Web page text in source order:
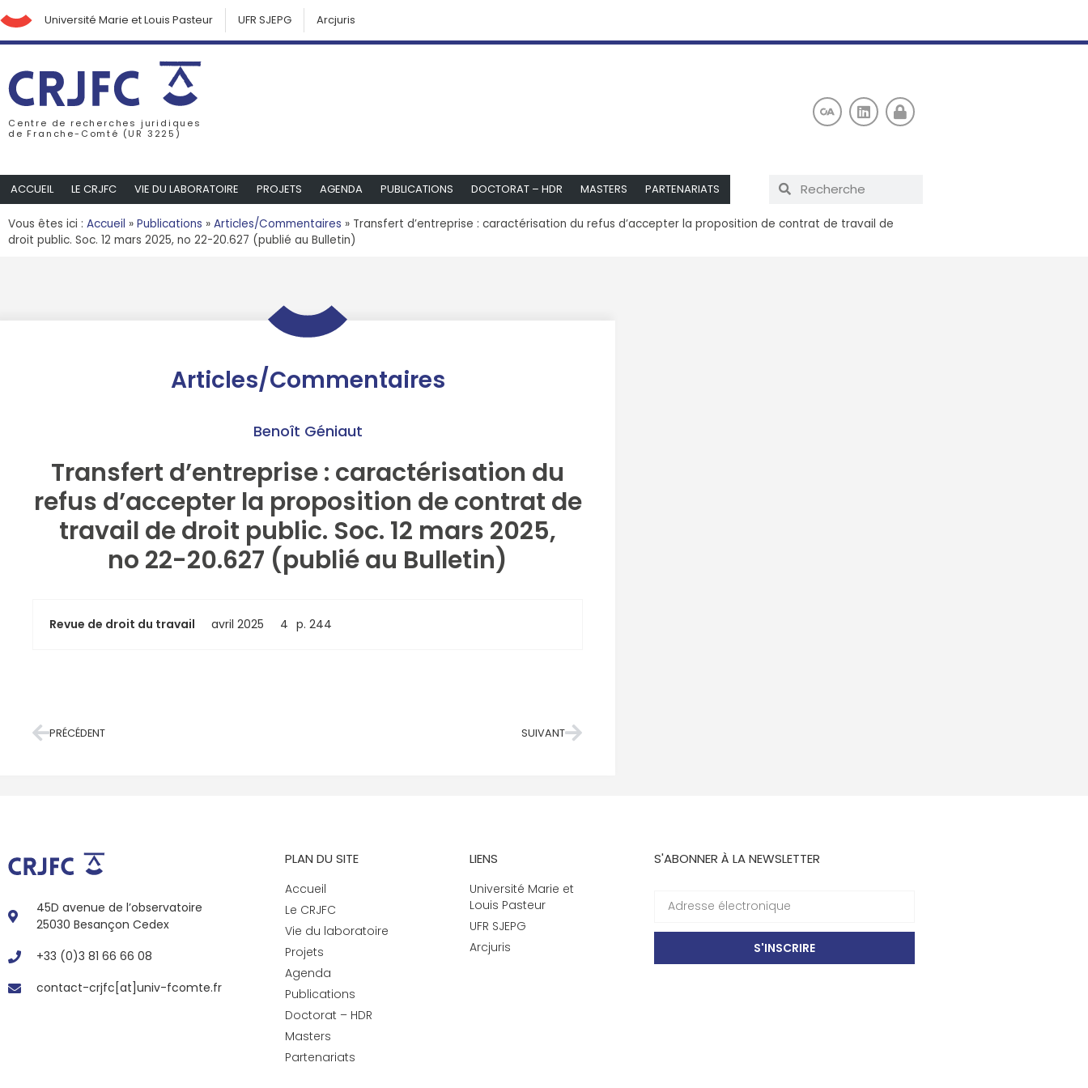
Université Marie et Louis Pasteur UFR SJEPG Arcjuris
Centre de recherches juridiques
de Franche-Comté (UR 3225)
ACCUEIL LE CRJFC VIE DU LABORATOIRE PROJETS AGENDA PUBLICATIONS DOCTORAT – HDR MASTERS PARTENARIATS
Vous êtes ici : Accueil » Publications » Articles/Commentaires » Transfert d’entreprise : caractérisation du refus d’accepter la proposition de contrat de travail de
droit public. Soc. 12 mars 2025, no 22-20.627 (publié au Bulletin)
Articles/Commentaires
Benoît Géniaut
Transfert d’entreprise : caractérisation du
refus d’accepter la proposition de contrat de
travail de droit public. Soc. 12 mars 2025,
no 22-20.627 (publié au Bulletin)
Revue de droit du travail avril 2025 4 p. 244
PRÉCÉDENT SUIVANT
45D avenue de l’observatoire
25030 Besançon Cedex
+33 (0)3 81 66 66 08
contact-crjfc[at]univ-fcomte.fr
PLAN DU SITE
Accueil
Le CRJFC
Vie du laboratoire
Projets
Agenda
Publications
Doctorat – HDR
Masters
Partenariats
LIENS
Université Marie et
Louis Pasteur
UFR SJEPG
Arcjuris
S'ABONNER À LA NEWSLETTER
S'INSCRIRE